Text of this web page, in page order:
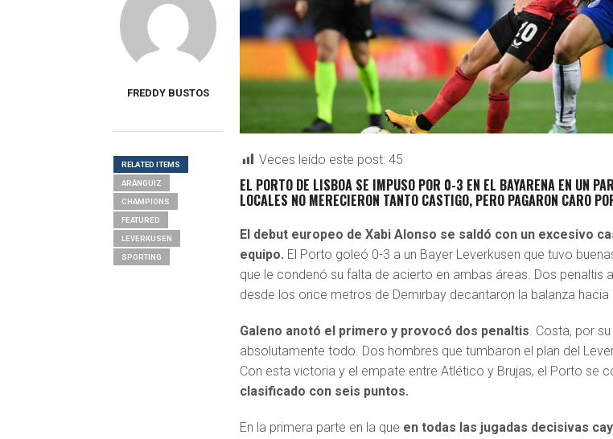
Veces leído este post: 45
EL PORTO DE LISBOA SE IMPUSO POR 0-3 EN EL BAYARENA EN UN
LOCALES NO MERECIERON TANTO CASTIGO, PERO PAGARON CARO
El debut europeo de Xabi Alonso se saldó con un excesivo
equipo. El Porto goleó 0-3 a un Bayer Leverkusen que tuvo
que le condenó su falta de acierto en ambas áreas. Dos penaltis
desde los once metros de Demirbay decantaron la balanza hacia
Galeno anotó el primero y provocó dos penaltis. Costa, por
absolutamente todo. Dos hombres que tumbaron el plan del
Con esta victoria y el empate entre Atlético y Brujas, el Porto se
clasificado con seis puntos.
En la primera parte en la que en todas las jugadas decisivas
FREDDY BUSTOS
RELATED ITEMS
ARÁNGUIZ
CHAMPIONS
FEATURED
LEVERKUSEN
SPORTING